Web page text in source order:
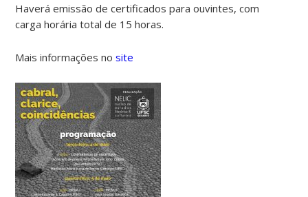
Haverá emissão de certificados para ouvintes, com
carga horária total de 15 horas.
Mais informações nosite